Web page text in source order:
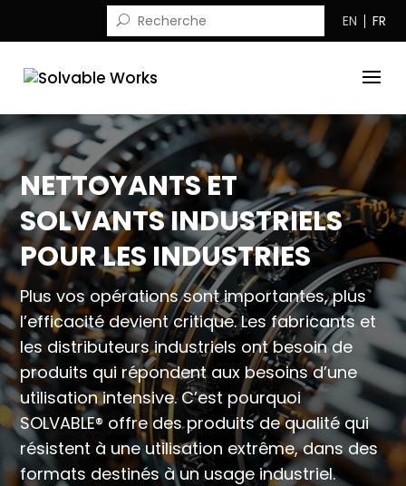
EN FR
NETTOYANTS ET
SOLVANTS INDUSTRIELS
POUR LES INDUSTRIES
Plus vos opérations sont importantes, plus
l’efficacité devient critique. Les fabricants et
les distributeurs industriels ont besoin de
produits qui répondent aux besoins d’une
utilisation intensive. C’est pourquoi
SOLVABLE® offre des produits de qualité qui
résistent à une utilisation extrême, dans des
formats destinés à un usage industriel.